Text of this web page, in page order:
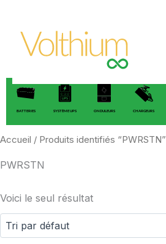
contenu
BATTERIES SYSTÈME UPS ONDULEURS CHARGEURS
Accueil / Produits identifiés “PWRSTN”
PWRSTN
Voici le seul résultat